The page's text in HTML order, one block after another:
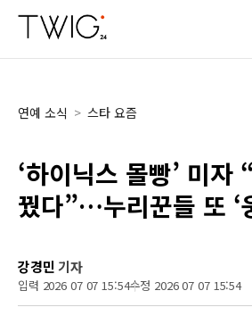
연예 소식 > 스타 요즘
‘하이닉스 몰빵’ 미자
꿨다”…누리꾼들 또 ‘
강경민 기자
입력 2026 07 07 15:54수정 2026 07 07 15:54